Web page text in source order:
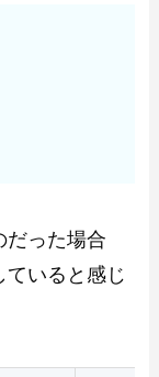
だった場合
ていると感じ